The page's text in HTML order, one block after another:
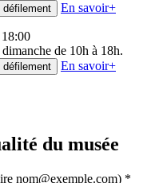
En savoir+
de 10h à 18h.
En savoir+
du musée
nom@exemple.com) *